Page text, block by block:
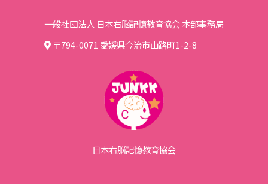
一般社団法人 日本右脳記憶教育協会 本部事務局
〒794-0071 愛媛県今治市山路町1-2-8
日本右脳記憶教育協会